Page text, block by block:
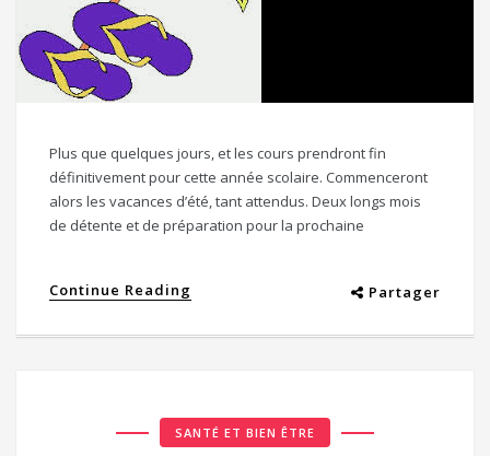
Plus que quelques jours, et les cours prendront fin
définitivement pour cette année scolaire. Commenceront
alors les vacances d’été, tant attendus. Deux longs mois
de détente et de préparation pour la prochaine
Continue Reading Partager
SANTÉ ET BIEN ÊTRE